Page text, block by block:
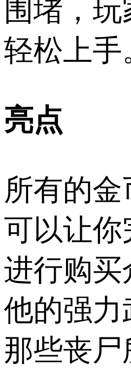
围堵，
轻松上手
亮点
所有的金
可以让你
进行购买
他的强力
那些丧尸